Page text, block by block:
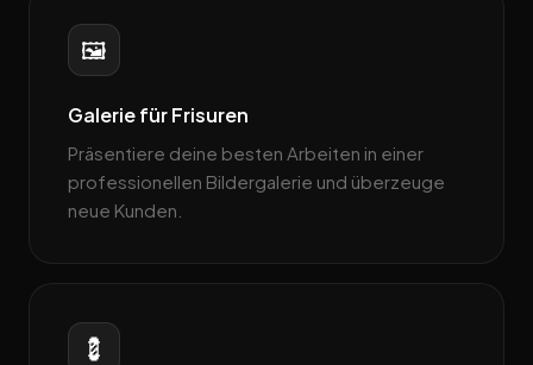
🖼️
Galerie für Frisuren
Präsentiere deine besten Arbeiten in einer
professionellen Bildergalerie und überzeuge
neue Kunden.
💈